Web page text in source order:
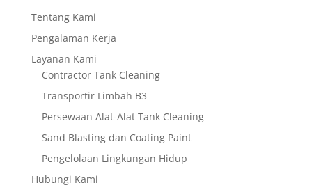
Tentang Kami
Pengalaman Kerja
Layanan Kami
Contractor Tank Cleaning
Transportir Limbah B3
Persewaan Alat-Alat Tank Cleaning
Sand Blasting dan Coating Paint
Pengelolaan Lingkungan Hidup
Hubungi Kami